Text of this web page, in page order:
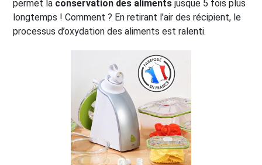
permet la conservation des aliments jusque 5 fois plus
longtemps ! Comment ? En retirant l’air des récipient, le
processus d’oxydation des aliments est ralenti.